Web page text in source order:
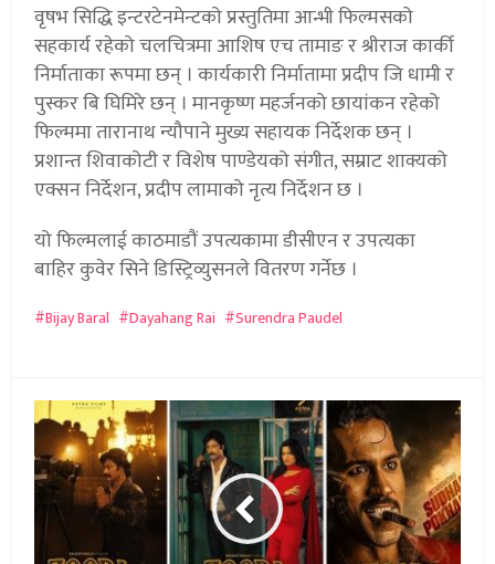
वृषभ सिद्धि इन्टरटेनमेन्टको प्रस्तुतिमा आन्भी फिल्मसको
सहकार्य रहेको चलचित्रमा आशिष एच तामाङ र श्रीराज कार्की
निर्माताका रूपमा छन् । कार्यकारी निर्मातामा प्रदीप जि धामी र
पुस्कर बि घिमिरे छन् । मानकृष्ण महर्जनको छायांकन रहेको
फिल्ममा तारानाथ न्यौपाने मुख्य सहायक निर्देशक छन् ।
प्रशान्त शिवाकोटी र विशेष पाण्डेयको संगीत, सम्राट शाक्यको
एक्सन निर्देशन, प्रदीप लामाको नृत्य निर्देशन छ ।
यो फिल्मलाई काठमाडौं उपत्यकामा डीसीएन र उपत्यका
बाहिर कुवेर सिने डिस्ट्रिव्युसनले वितरण गर्नेछ ।
Bijay Baral Dayahang Rai Surendra Paudel